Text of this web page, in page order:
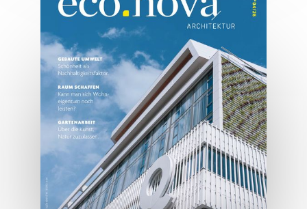
07/2026
Tirols Top 500 - Juli/August
2026
JETZT BESTELLEN
ONLINE LESEN